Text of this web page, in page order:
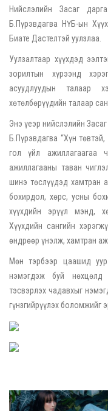
Нийслэлийн Засаг
Б.Пүрэвдагва НҮБ-ын
Биате Дастелтэй уулзлаа.
Уулзалтаар хүүхдэд
зорилтын хүрээнд
асуудлуудын талаар
хөтөлбөрүүдийн талаар
Энэ үеэр нийслэлийн
Б.Пүрэвдагва “Хүн
гол үйл ажиллагаагаа
ажиллагааны таван
шинэ төслүүдэд хамтран
бохирдол, хөрс, усны
хүүхдийн эрүүл мэнд,
Хүүхдийн сангийн
өндрөөр үнэлж, хамтран
Мөн тэрбээр цаашид
нэмэгдэж буй нөхцөлд
тэсвэрлэх чадавхыг
гүнзгийрүүлэх боломжийг